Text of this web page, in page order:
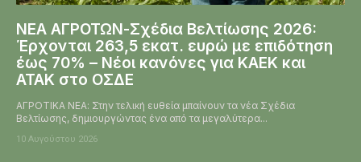
ΝΕΑ ΑΓΡΟΤΩΝ-Σχέδια Βελτίωσης 2026:
Έρχονται 263,5 εκατ. ευρώ με επιδότηση
έως 70% – Νέοι κανόνες για ΚΑΕΚ και
ΑΤΑΚ στο ΟΣΔΕ
ΑΓΡΟΤΙΚΑ ΝΕΑ: Στην τελική ευθεία μπαίνουν τα νέα Σχέδια
Βελτίωσης, δημιουργώντας ένα από τα μεγαλύτερα...
10 Αυγούστου 2026